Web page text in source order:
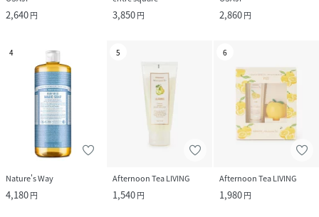
2,640円 3,850円 2,860円
4
Nature's Way
4,180円
5
Afternoon Tea LIVING
1,540円
6
Afternoon Tea LIVING
1,980円